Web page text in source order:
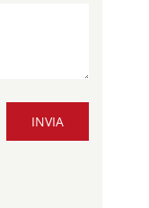
INVIA